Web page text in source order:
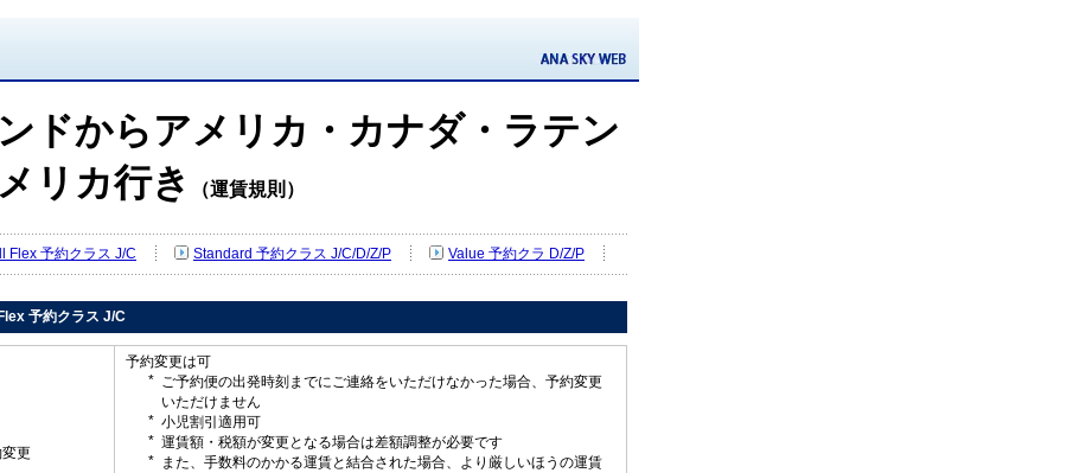
ドからアメリカ・カナダ・ラテン
リカ行き
（運賃規則）
Flex 予約クラス J/C Standard 予約クラス J/C/D/Z/P Value 予約クラ D/Z/P
予約クラス J/C
更
予約変更は可
ご予約便の出発時刻までにご連絡をいただけなかった場合、予約変更
いただけません
小児割引適用可
運賃額・税額が変更となる場合は差額調整が必要です
また、手数料のかかる運賃と結合された場合、より厳しいほうの運賃